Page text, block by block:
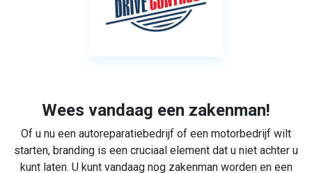
Wees vandaag een zakenman!
Of u nu een autoreparatiebedrijf of een motorbedrijf wilt
starten, branding is een cruciaal element dat u niet achter u
kunt laten. U kunt vandaag nog zakenman worden en een